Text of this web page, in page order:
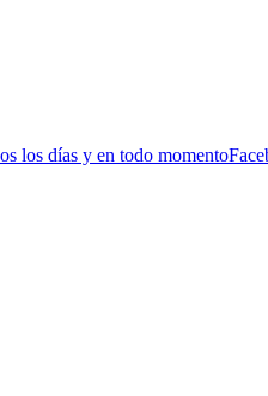
los días y en todo momento